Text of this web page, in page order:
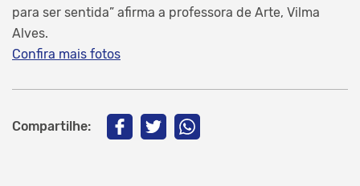
para ser sentida” afirma a professora de Arte, Vilma
Alves.
Confira mais fotos
Compartilhe: